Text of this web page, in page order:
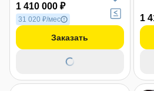
1 410 000 ₽
31 020 ₽/мес
Заказать
1